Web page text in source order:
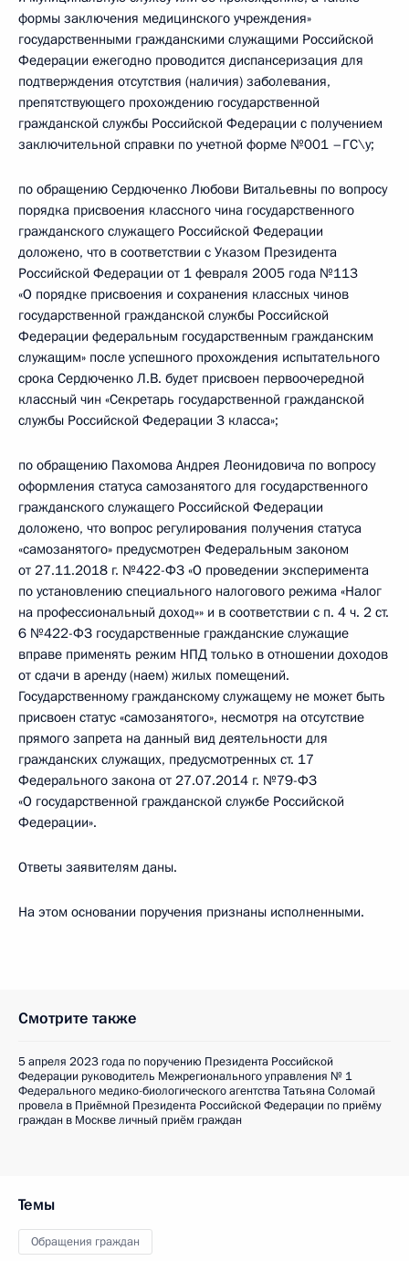
формы заключения медицинского учреждения»
государственными гражданскими служащими Российской
Федерации ежегодно проводится диспансеризация для
подтверждения отсутствия (наличия) заболевания,
препятствующего прохождению государственной
гражданской службы Российской Федерации с получением
заключительной справки по учетной форме №001 –ГС\у;
по обращению Сердюченко Любови Витальевны по вопросу
порядка присвоения классного чина государственного
гражданского служащего Российской Федерации
доложено, что в соответствии с Указом Президента
Российской Федерации от 1 февраля 2005 года №113
«О порядке присвоения и сохранения классных чинов
государственной гражданской службы Российской
Федерации федеральным государственным гражданским
служащим» после успешного прохождения испытательного
срока Сердюченко Л.В. будет присвоен первоочередной
классный чин «Секретарь государственной гражданской
службы Российской Федерации 3 класса»;
по обращению Пахомова Андрея Леонидовича по вопросу
оформления статуса самозанятого для государственного
гражданского служащего Российской Федерации
доложено, что вопрос регулирования получения статуса
«самозанятого» предусмотрен Федеральным законом
от 27.11.2018 г. №422-ФЗ «О проведении эксперимента
по установлению специального налогового режима «Налог
на профессиональный доход»» и в соответствии с п. 4 ч. 2 ст.
6 №422-ФЗ государственные гражданские служащие
вправе применять режим НПД только в отношении доходов
от сдачи в аренду (наем) жилых помещений.
Государственному гражданскому служащему не может быть
присвоен статус «самозанятого», несмотря на отсутствие
прямого запрета на данный вид деятельности для
гражданских служащих, предусмотренных ст. 17
Федерального закона от 27.07.2014 г. №79-ФЗ
«О государственной гражданской службе Российской
Федерации».
Ответы заявителям даны.
На этом основании поручения признаны исполненными.
Смотрите также
5 апреля 2023 года по поручению Президента Российской
Федерации руководитель Межрегионального управления № 1
Федерального медико-биологического агентства Татьяна Соломай
провела в Приёмной Президента Российской Федерации по приёму
граждан в Москве личный приём граждан
Темы
Обращения граждан